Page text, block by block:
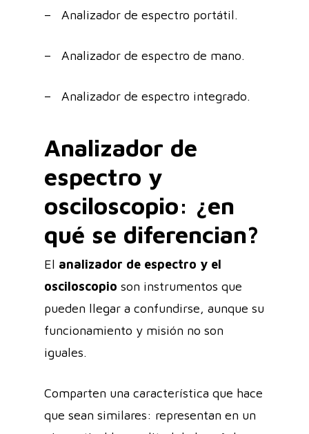
– Analizador de espectro portátil.
– Analizador de espectro de mano.
– Analizador de espectro integrado.
Analizador de
espectro y
osciloscopio: ¿en
qué se diferencian?
El analizador de espectro y el
osciloscopio son instrumentos que
pueden llegar a confundirse, aunque su
funcionamiento y misión no son
iguales.
Comparten una característica que hace
que sean similares: representan en un